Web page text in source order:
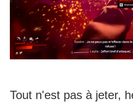
Tout n'est pas à jeter,